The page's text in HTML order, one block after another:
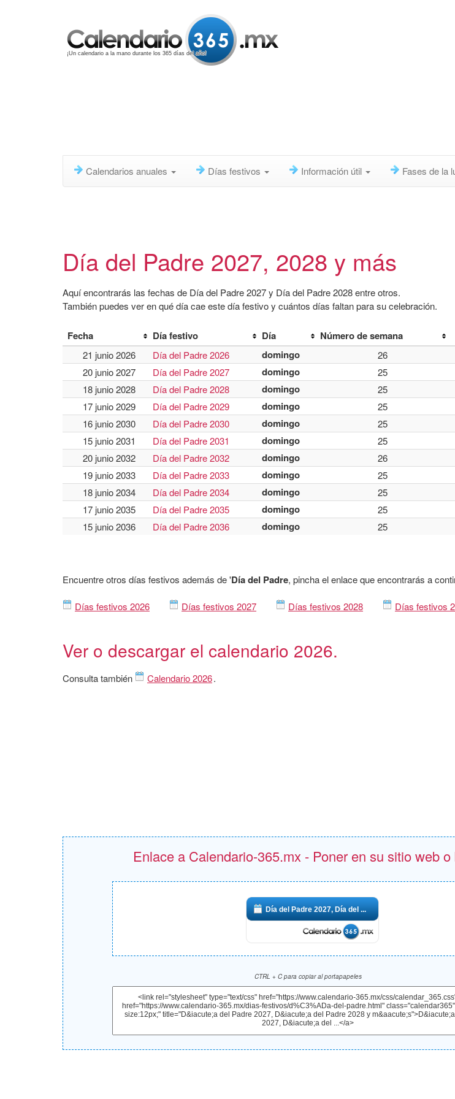
¡Un calendario a la mano durante los 365 días del año!
Calendarios anuales Días festivos Información útil Fases de la
Día del Padre 2027, 2028 y más
Aquí encontrarás las fechas de Día del Padre 2027 y Día del Padre 2028 entre otros.
También puedes ver en qué día cae este día festivo y cuántos días faltan para su celebración.
Fecha Día festivo Día Número de semana
21 junio 2026 Día del Padre 2026 domingo 26
20 junio 2027
Día del Padre 2027 domingo 25
18 junio 2028
Día del Padre 2028 domingo 25
17 junio 2029
Día del Padre 2029 domingo 25
16 junio 2030
Día del Padre 2030 domingo 25
15 junio 2031
Día del Padre 2031 domingo 25
20 junio 2032
Día del Padre 2032 domingo 26
19 junio 2033
Día del Padre 2033 domingo 25
18 junio 2034
Día del Padre 2034 domingo 25
17 junio 2035
Día del Padre 2035 domingo 25
15 junio 2036
Día del Padre 2036 domingo 25
Encuentre otros días festivos además de 'Día del Padre, pincha el enlace que encontrarás a
Días festivos 2026 Días festivos 2027 Días festivos 2028 Días festivos
Ver o descargar el calendario 2026.
Consulta también Calendario 2026.
Enlace a Calendario-365.mx - Poner en su sitio web o
Día del Padre 2027, Día del ...
CTRL + C para copiar al portapapeles